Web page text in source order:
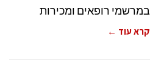
במרשמי רופאים ומכירות
קרא עוד ←